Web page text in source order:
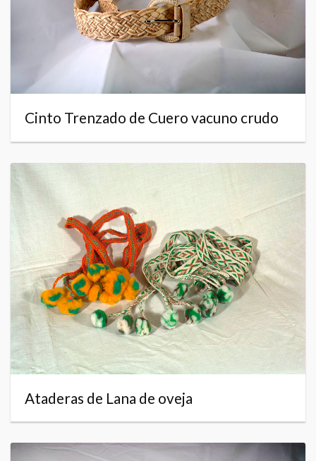
Cinto Trenzado de Cuero vacuno crudo
Ataderas de Lana de oveja